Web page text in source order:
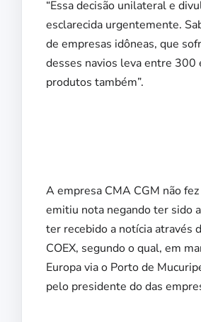
“Essa decisão unilateral e
esclarecida urgentemente.
de empresas idôneas, que
desses navios leva entre
produtos também”.
A empresa CMA CGM não
emitiu nota negando ter sido
ter recebido a notícia através
COEX, segundo o qual, em
Europa via o Porto de
pelo presidente do das